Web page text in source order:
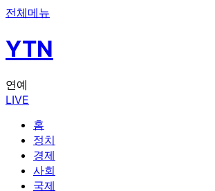
전체메뉴
YTN
연예
LIVE
홈
정치
경제
사회
국제